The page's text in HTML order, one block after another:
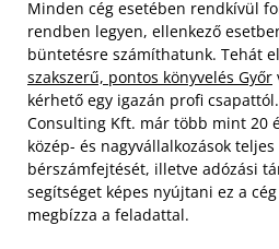
Minden cég esetében rendkívül
rendben legyen, ellenkező
büntetésre számíthatunk. Tehát
szakszerű, pontos könyvelés Győr
kérhető egy igazán profi
Consulting Kft. már több mint 20
közép- és nagyvállalkozások
bérszámfejtését, illetve adózási
segítséget képes nyújtani ez a
megbízza a feladattal.